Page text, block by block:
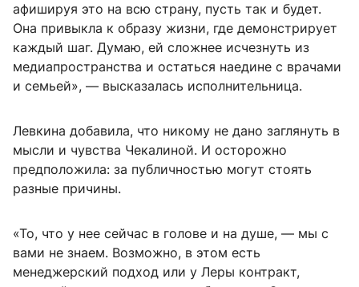
афишируя это на всю страну, пусть так и будет.
Она привыкла к образу жизни, где демонстрирует
каждый шаг. Думаю, ей сложнее исчезнуть из
медиапространства и остаться наедине с врачами
и семьей», — высказалась исполнительница.
Левкина добавила, что никому не дано заглянуть в
мысли и чувства Чекалиной. И осторожно
предположила: за публичностью могут стоять
разные причины.
«То, что у нее сейчас в голове и на душе, — мы с
вами не знаем. Возможно, в этом есть
менеджерский подход или у Леры контракт,